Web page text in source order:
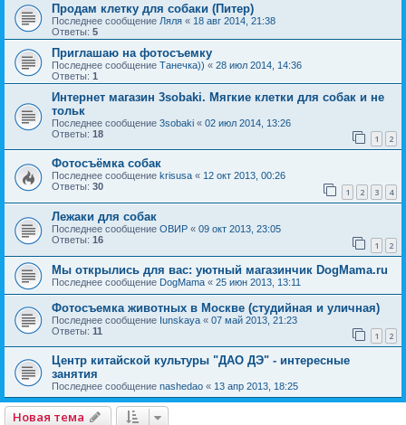
Продам клетку для собаки (Питер)
Последнее сообщение Ляля « 18 авг 2014, 21:38
Ответы: 5
Приглашаю на фотосъемку
Последнее сообщение Танечка)) « 28 июл 2014, 14:36
Ответы: 1
Интернет магазин 3sobaki. Мягкие клетки для собак и не
тольк
Последнее сообщение 3sobaki « 02 июл 2014, 13:26
Ответы: 18 1 2
Фотосъёмка собак
Последнее сообщение krisusa « 12 окт 2013, 00:26
Ответы: 30 1 2 3 4
Лежаки для собак
Последнее сообщение ОВИР « 09 окт 2013, 23:05
Ответы: 16 1 2
Мы открылись для вас: уютный магазинчик DogMama.ru
Последнее сообщение DogMama « 25 июн 2013, 13:11
Фотосъемка животных в Москве (студийная и уличная)
Последнее сообщение Iunskaya « 07 май 2013, 21:23
Ответы: 11 1 2
Центр китайской культуры "ДАО ДЭ" - интересные
занятия
Последнее сообщение nashedao « 13 апр 2013, 18:25
Новая тема